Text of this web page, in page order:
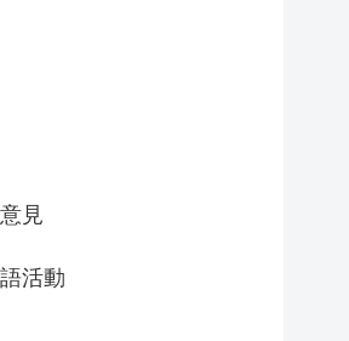
見
活動